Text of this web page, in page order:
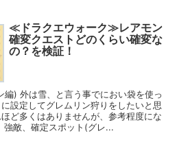
≪ドラクエウォーク≫レアモン
確変クエストどのくらい確変な
の？を検証！
編) 外は雪、と言う事でにおい袋を使っ
設定してグレムリン狩りをしたいと思
ど多くはありませんが、参考程度にな
強敵、確定スポット(グレ...